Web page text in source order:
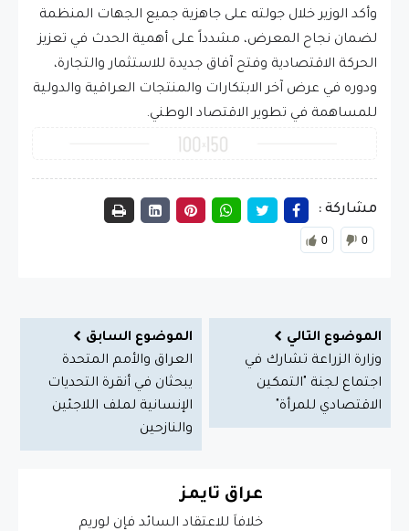
وأكد الوزير خلال جولته على جاهزية جميع الجهات المنظمة
لضمان نجاح المعرض، مشدداً على أهمية الحدث في تعزيز
الحركة الاقتصادية وفتح آفاق جديدة للاستثمار والتجارة،
ودوره في عرض آخر الابتكارات والمنتجات العراقية والدولية
للمساهمة في تطوير الاقتصاد الوطني.
مشاركة :
0 0
الموضوع التالي
وزارة الزراعة تشارك في
اجتماع لجنة "التمكين
الاقتصادي للمرأة"
الموضوع السابق
العراق والأمم المتحدة
يبحثان في أنقرة التحديات
الإنسانية لملف اللاجئين
والنازحين
عراق تايمز
خلافاَ للاعتقاد السائد فإن لوريم